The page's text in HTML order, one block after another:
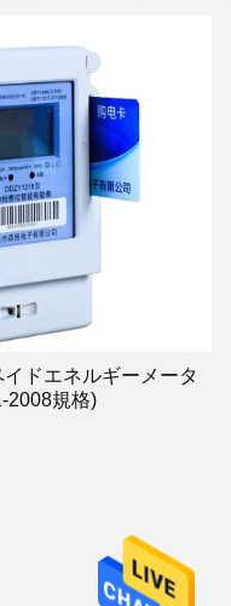
ドエネルギーメータ
2008規格)